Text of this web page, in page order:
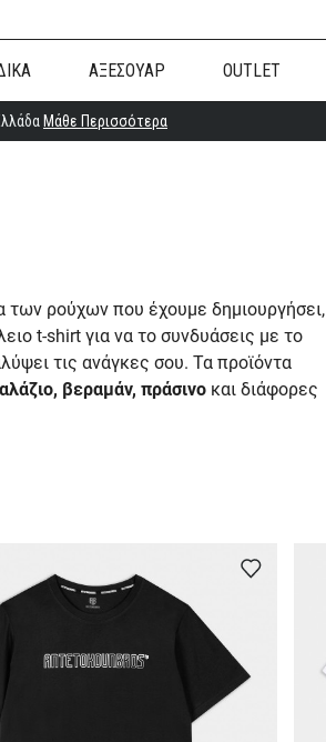
ΑΞΕΣΟΥΑΡ OUTLET
Μάθε Περισσότερα
των ρούχων που έχουμε δημιουργήσει,
t-shirt για να το συνδυάσεις με το
τις ανάγκες σου. Τα προϊόντα
βεραμάν, πράσινο και διάφορες